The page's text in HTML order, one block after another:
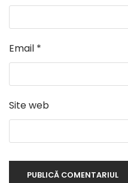
Email *
Site web